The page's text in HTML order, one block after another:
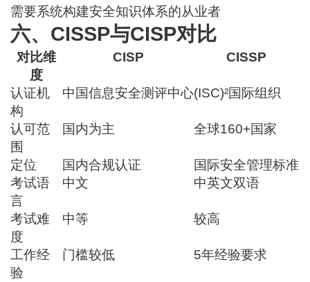
需要系统构建安全知识体系的从业者
六、CISSP与CISP对比
对比维
度
CISP CISSP
认证机
构
中国信息安全测评中心(ISC)²国际组织
认可范
围
国内为主 全球160+国家
定位 国内合规认证
国际安全管理标准
考试语
言
中文 中英文双语
考试难
度
中等 较高
工作经
验
门槛较低 5年经验要求